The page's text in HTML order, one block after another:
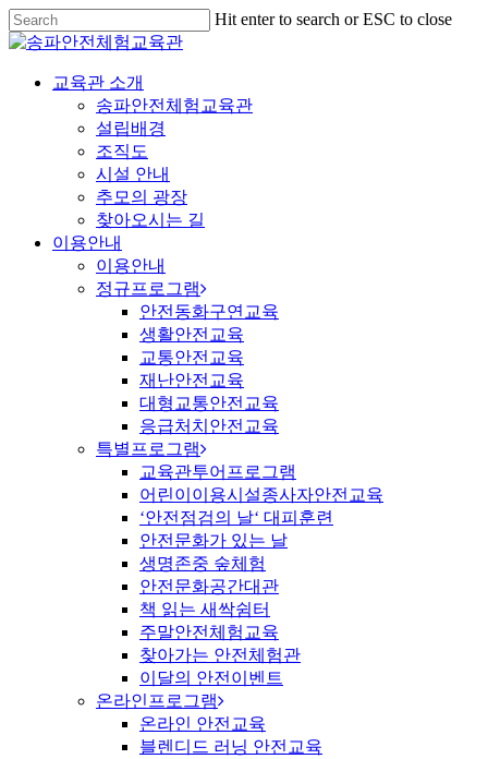
Hit enter to search or ESC to close
교육관 소개
송파안전체험교육관
설립배경
조직도
시설 안내
추모의 광장
찾아오시는 길
이용안내
이용안내
정규프로그램
안전동화구연교육
생활안전교육
교통안전교육
재난안전교육
대형교통안전교육
응급처치안전교육
특별프로그램
교육관투어프로그램
어린이이용시설종사자안전교육
‘안전점검의 날‘ 대피훈련
안전문화가 있는 날
생명존중 숲체험
안전문화공간대관
책 읽는 새싹쉼터
주말안전체험교육
찾아가는 안전체험관
이달의 안전이벤트
온라인프로그램
온라인 안전교육
블렌디드 러닝 안전교육